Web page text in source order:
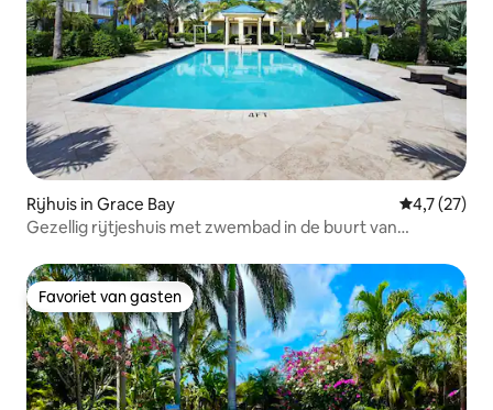
Rijhuis in Grace Bay
4,7 (27)
Gezellig rijtjeshuis met zwembad in de buurt van
Favoriet van gasten
Favoriet van gasten